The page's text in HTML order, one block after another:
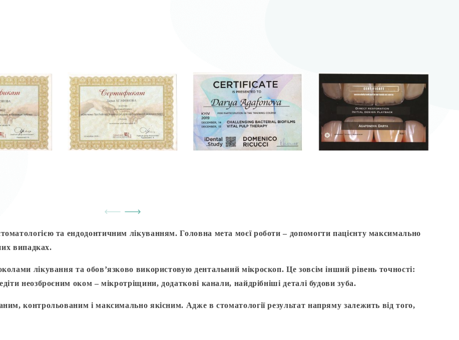
та ендодонтичним лікуванням. Головна мета моєї роботи – допомогти пацієнту максимально
випадках.
лікування та обов’язково використовую дентальний мікроскоп. Це зовсім інший рівень точності:
неозброєним оком – мікротріщини, додаткові канали, найдрібніші деталі будови зуба.
контрольованим і максимально якісним. Адже в стоматології результат напряму залежить від того,